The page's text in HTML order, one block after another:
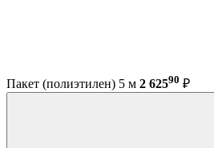
Пакет (полиэтилен) 5 м 2 62590 ₽